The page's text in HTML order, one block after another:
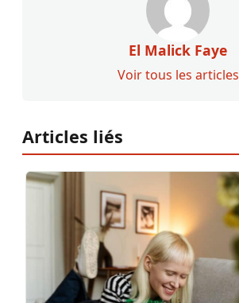
El Malick Faye
Voir tous les articles
Articles liés